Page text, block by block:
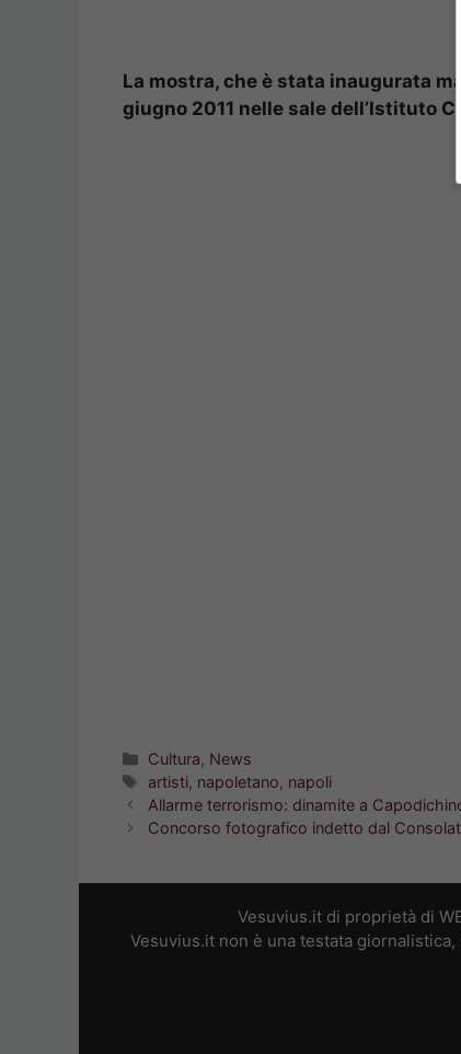
La mostra, che è stata inaugurata
giugno 2011 nelle sale dell’Istituto
Categorie
Cultura, News
Tag
artisti, napoletano, napoli
Allarme terrorismo: dinamite a
Concorso fotografico indetto dal
Vesuvius.it di proprietà di
Vesuvius.it non è una testata